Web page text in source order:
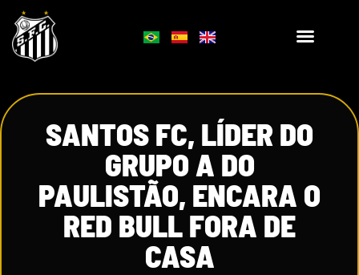
SANTOS FC, LÍDER DO
GRUPO A DO
PAULISTÃO, ENCARA O
RED BULL FORA DE
CASA